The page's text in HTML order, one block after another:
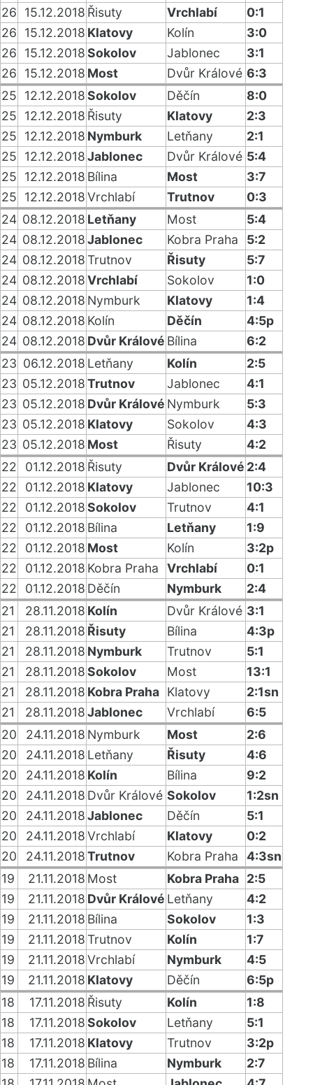
26
15.12.2018 Řisuty Vrchlabí
0:1
26
15.12.2018 Klatovy Kolín
3:0
26
15.12.2018Sokolov Jablonec
3:1
26
15.12.2018 Most Dvůr Králové 6:3
25
12.12.2018Sokolov Děčín
8:0
25
12.12.2018 Řisuty Klatovy
2:3
25
12.12.2018 Nymburk Letňany
2:1
25
12.12.2018Jablonec Dvůr Králové 5:4
25
12.12.2018 Bílina Most
3:7
25
12.12.2018Vrchlabí Trutnov
0:3
24 08.12.2018 Letňany Most
5:4
24 08.12.2018Jablonec Kobra Praha
5:2
24 08.12.2018Trutnov Řisuty
5:7
24 08.12.2018Vrchlabí Sokolov
1:0
24 08.12.2018 Nymburk Klatovy
1:4
24 08.12.2018 Kolín Děčín
4:5p
24 08.12.2018 Dvůr Králové Bílina
6:2
23 06.12.2018 Letňany Kolín
2:5
23 05.12.2018Trutnov Jablonec
4:1
23 05.12.2018 Dvůr Králové Nymburk
5:3
23 05.12.2018 Klatovy Sokolov
4:3
23 05.12.2018 Most Řisuty
4:2
22
01.12.2018 Řisuty Dvůr Králové 2:4
22
01.12.2018 Klatovy Jablonec
10:3
22
01.12.2018Sokolov Trutnov
4:1
22
01.12.2018 Bílina Letňany
1:9
22
01.12.2018 Most Kolín
3:2p
22
01.12.2018 Kobra Praha Vrchlabí
0:1
22
01.12.2018 Děčín Nymburk
2:4
21
28.11.2018 Kolín Dvůr Králové 3:1
21
28.11.2018 Řisuty Bílina
4:3p
21
28.11.2018 Nymburk Trutnov
5:1
21
28.11.2018Sokolov Most
13:1
21
28.11.2018 Kobra Praha Klatovy
2:1sn
21
28.11.2018Jablonec Vrchlabí
6:5
20
24.11.2018 Nymburk Most
2:6
20
24.11.2018 Letňany Řisuty
4:6
20
24.11.2018 Kolín Bílina
9:2
20
24.11.2018 Dvůr Králové Sokolov
1:2sn
20
24.11.2018Jablonec Děčín
5:1
20
24.11.2018Vrchlabí Klatovy
0:2
20
24.11.2018Trutnov Kobra Praha
4:3sn
19
21.11.2018 Most Kobra Praha 2:5
19
21.11.2018 Dvůr Králové Letňany
4:2
19
21.11.2018 Bílina Sokolov
1:3
19
21.11.2018Trutnov Kolín
1:7
19
21.11.2018Vrchlabí Nymburk
4:5
19
21.11.2018 Klatovy Děčín
6:5p
18
17.11.2018 Řisuty Kolín
1:8
18
17.11.2018Sokolov Letňany
5:1
18
17.11.2018 Klatovy Trutnov
3:2p
18
17.11.2018 Bílina Nymburk
2:7